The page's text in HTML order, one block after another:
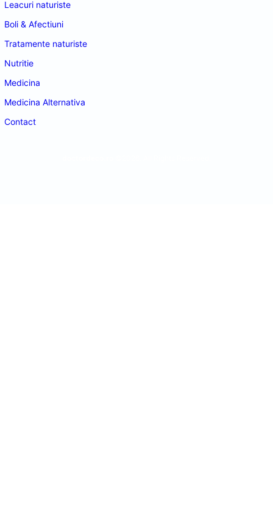
Leacuri naturiste
Boli & Afectiuni
Tratamente naturiste
Nutritie
Medicina
Medicina Alternativa
Contact